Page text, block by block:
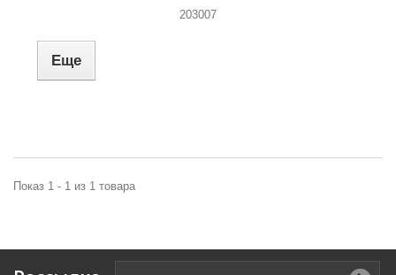
203007
Еще
Показ 1 - 1 из 1 товара